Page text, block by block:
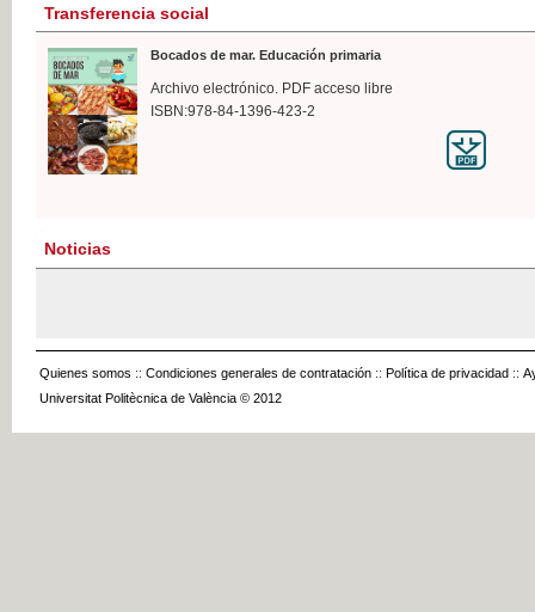
Transferencia social
Bocados de mar. Educación primaria
Archivo electrónico. PDF acceso libre
ISBN:978-84-1396-423-2
Noticias
Quienes somos :: Condiciones generales de contratación :: Política de privacidad ::
Universitat Politècnica de València © 2012